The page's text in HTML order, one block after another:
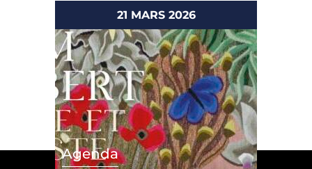
21 MARS 2026
Agenda